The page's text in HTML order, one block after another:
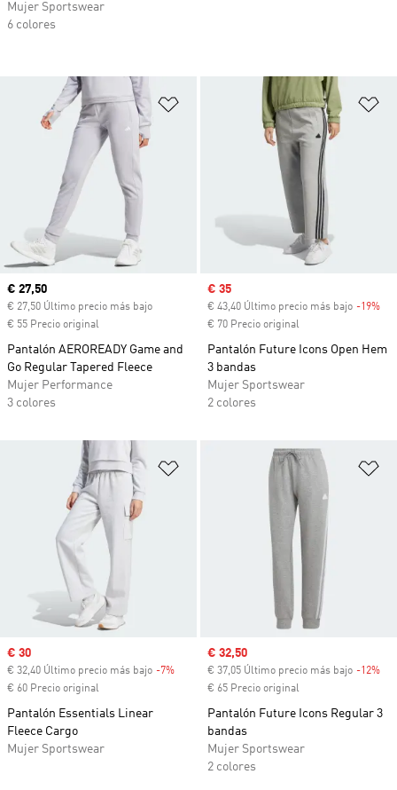
Añadir a la lista de deseos
Precio actual
€ 27,50
€ 27,50 Último precio más bajo
€ 55 Precio original
Pantalón AEROREADY Game and
Go Regular Tapered Fleece
Mujer Performance
3 colores
Precio de venta
€ 35
€ 43,40 Último precio más bajo -19%
€ 70 Precio original
Pantalón Future Icons Open Hem
3 bandas
Mujer Sportswear
2 colores
Añadir a la lista de deseos
Precio de venta
€ 30
€ 32,40 Último precio más bajo -7% Descuento
€ 60 Precio original
Pantalón Essentials Linear
Fleece Cargo
Mujer Sportswear
Precio de venta
€ 32,50
€ 37,05 Último precio más bajo -12%
€ 65 Precio original
Pantalón Future Icons Regular 3
bandas
Mujer Sportswear
2 colores
Mujer Sportswear
6 colores